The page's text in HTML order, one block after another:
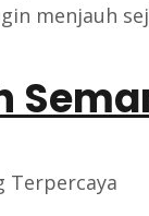
menjauh